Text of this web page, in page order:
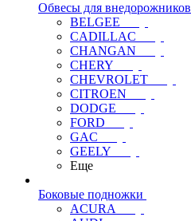
Обвесы для внедорожников
BELGEE
CADILLAC
CHANGAN
CHERY
CHEVROLET
CITROEN
DODGE
FORD
GAC
GEELY
Еще
Боковые подножки
ACURA